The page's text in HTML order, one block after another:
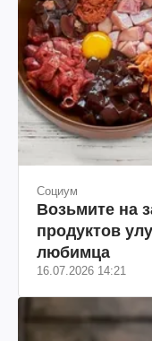
Социум
Возьмите на
продуктов
любимца
16.07.2026 14:21